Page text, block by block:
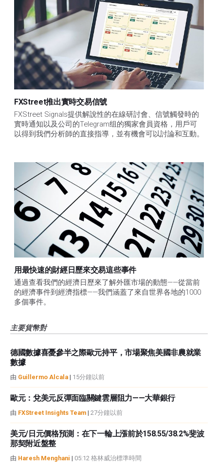
FXStreet推出實時交易信號
FXStreet Signals提供解說性的在線研討會、信號觸發時的
實時通知以及公司的Telegram组的獨家會員資格，用戶可
以得到我們分析師的直接指導，並有機會可以討論和互動。
用最快速的財經日歷來交易這些事件
通過查看我們的經濟日歷來了解外匯市場的動態——從當前
的經濟事件到經濟指標——我們涵蓋了來自世界各地的1000
多個事件。
主要貨幣對
德國數據喜憂參半之際歐元持平，市場聚焦美國非農就業
數據
由 Guillermo Alcala | 15分鐘以前
歐元：兌美元反彈面臨關鍵雲層阻力——大華銀行
由 FXStreet Insights Team | 27分鐘以前
美元/日元價格預測：在下一輪上漲前於158.55/38.2%斐波
那契附近盤整
由 Haresh Menghani | 05:12 格林威治標準時間